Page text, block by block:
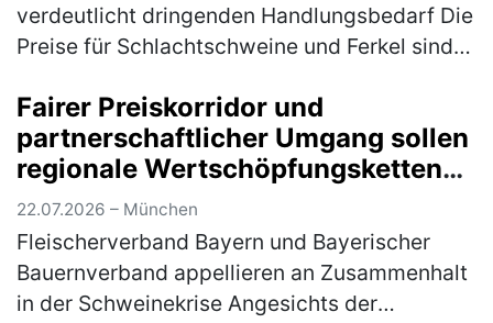
verdeutlicht dringenden Handlungsbedarf Die
Preise für Schlachtschweine und Ferkel sind
und Fußballweltmeisterscha…
Fairer Preiskorridor und
partnerschaftlicher Umgang sollen
regionale Wertschöpfungsketten
sichern
22.07.2026 – München
Fleischerverband Bayern und Bayerischer
Bauernverband appellieren an Zusammenhalt
in der Schweinekrise Angesichts der